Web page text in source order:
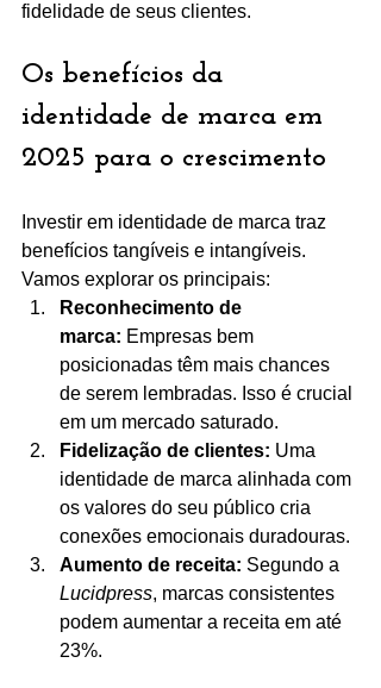
fidelidade de seus clientes.
Os benefícios da
identidade de marca em
2025 para o crescimento
Investir em identidade de marca traz
benefícios tangíveis e intangíveis.
Vamos explorar os principais:
Reconhecimento de
marca: Empresas bem
posicionadas têm mais chances
de serem lembradas. Isso é crucial
em um mercado saturado.
Fidelização de clientes: Uma
identidade de marca alinhada com
os valores do seu público cria
conexões emocionais duradouras.
Aumento de receita: Segundo a
Lucidpress, marcas consistentes
podem aumentar a receita em até
23%.